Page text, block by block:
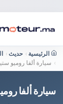
الرئيسية › حديث ›
› سيارة ألفا روميو
سيارة ألفا